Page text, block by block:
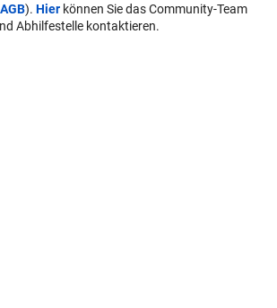
AGB). Hier können Sie das Community-Team
Abhilfestelle kontaktieren.